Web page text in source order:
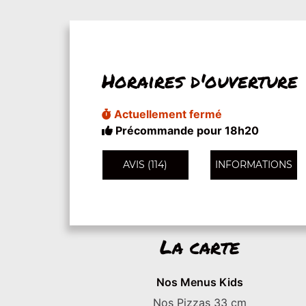
Horaires d'ouverture
Actuellement fermé
Précommande pour 18h20
AVIS (114) INFORMATIONS
La carte
Nos Menus Kids
Nos Pizzas 33 cm